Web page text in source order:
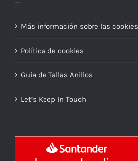
Más información sobre las cookies
Política de cookies
Guía de Tallas Anillos
Let’s Keep In Touch